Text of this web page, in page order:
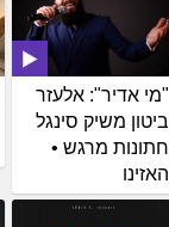
"מי אדיר": אלעזר
ביטון משיק סינגל
חתונות מרגש •
האזינו